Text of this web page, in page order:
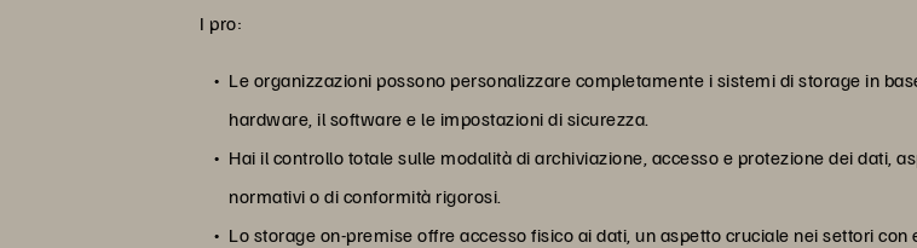
I pro:
Le organizzazioni possono personalizzare completamente i sistemi di storage in
hardware, il software e le impostazioni di sicurezza.
Hai il controllo totale sulle modalità di archiviazione, accesso e protezione dei dati,
normativi o di conformità rigorosi.
Lo storage on-premise offre accesso fisico ai dati, un aspetto cruciale nei settori